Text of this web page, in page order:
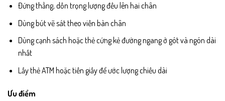
Đứng thẳng, dồn trọng lượng đều lên hai chân
Dùng bút vẽ sát theo viền bàn chân
Dùng cạnh sách hoặc thẻ cứng kẻ đường ngang ở gót và ngón dài
nhất
Lấy thẻ ATM hoặc tiền giấy để ước lượng chiều dài
Ưu điểm